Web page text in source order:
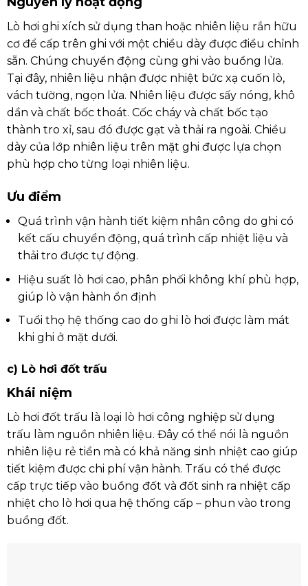
Lò hơi ghi xích sử dụng than hoặc nhiên liệu rắn hữu
cơ để cấp trên ghi với một chiều dày được điều chỉnh
sẵn. Chúng chuyển động cùng ghi vào buồng lửa.
Tại đây, nhiên liệu nhận được nhiệt bức xạ cuốn lò,
vách tường, ngọn lửa. Nhiên liệu được sấy nóng, khô
dần và chất bốc thoát. Cốc cháy và chất bốc tạo
thành tro xỉ, sau đó được gạt và thải ra ngoài. Chiều
dày của lớp nhiên liệu trên mặt ghi được lựa chọn
phù hợp cho từng loại nhiên liệu.
Ưu điểm
Quá trình vận hành tiết kiệm nhân công do ghi có
kết cấu chuyển động, quá trình cấp nhiệt liệu và
thải tro được tự động.
Hiệu suất lò hơi cao, phân phối không khí phù hợp,
giúp lò vận hành ổn định
Tuổi thọ hệ thống cao do ghi lò hơi được làm mát
khi ghi ở mặt dưới.
c) Lò hơi đốt trấu
Khái niệm
Lò hơi đốt trấu là loại lò hơi công nghiệp sử dụng
trấu làm nguồn nhiên liệu. Đây có thể nói là nguồn
nhiên liệu rẻ tiền mà có khả năng sinh nhiệt cao giúp
tiết kiệm được chi phí vận hành. Trấu có thể được
cấp trực tiếp vào buồng đốt và đốt sinh ra nhiệt cấp
nhiệt cho lò hơi qua hệ thống cấp – phun vào trong
buồng đốt.